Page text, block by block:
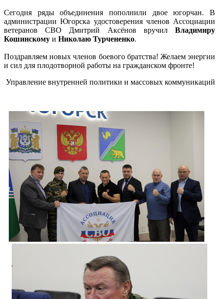
Сегодня ряды объединения пополнили двое югорчан. В
администрации Югорска удостоверения членов Ассоциации
ветеранов СВО Дмитрий Аксёнов вручил Владимиру
Кошинскому и Николаю Турчененко.
Поздравляем новых членов боевого братства! Желаем энергии
и сил для плодотворной работы на гражданском фронте!
Управление внутренней политики и массовых коммуникаций